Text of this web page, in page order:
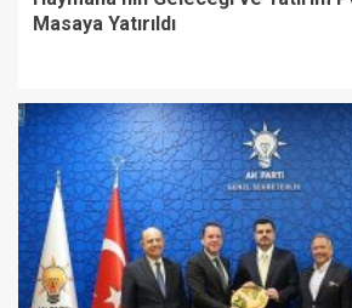
Masaya Yatırıldı